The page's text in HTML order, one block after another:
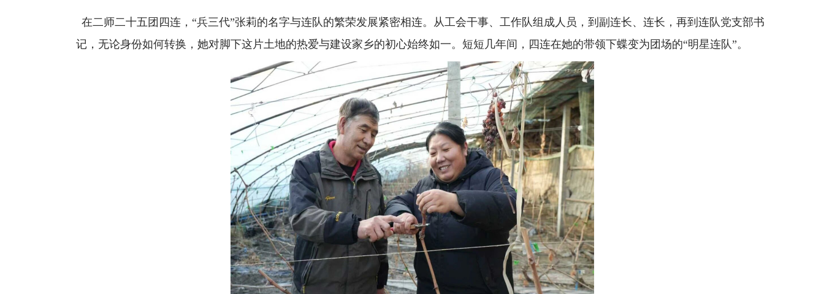
在二师二十五团四连，“兵三代”张莉的名字与连队的繁荣发展紧密相连。从工会干事、工作队组成人员，到副连长、连长，再到连队党支部书
记，无论身份如何转换，她对脚下这片土地的热爱与建设家乡的初心始终如一。短短几年间，四连在她的带领下蝶变为团场的“明星连队”。